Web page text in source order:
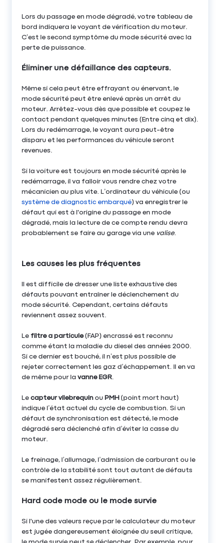
Lors du passage en mode dégradé, votre tableau de
bord indiquera le voyant de vérification du moteur.
C’est le second symptôme du mode sécurité avec la
perte de puissance.
Éliminer une défaillance des capteurs.
Même si cela peut être effrayant ou énervant, le
mode sécurité peut être enlevé après un arrêt du
moteur. Arrêtez-vous dès que possible et coupez le
contact pendant quelques minutes (Entre cinq et dix).
Lors du redémarrage, le voyant aura peut-être
disparu et les performances du véhicule seront
revenues.
Si la voiture est toujours en mode sécurité après le
redémarrage, il va falloir vous rendre chez votre
mécanicien au plus vite. L’ordinateur du véhicule (ou
système de diagnostic embarqué) va enregistrer le
défaut qui est à l'origine du passage en mode
dégradé, mais la lecture de ce compte rendu devra
probablement se faire au garage via une valise.
Les causes les plus fréquentes
Il est difficile de dresser une liste exhaustive des
défauts pouvant entraîner le déclenchement du
mode sécurité. Cependant, certains défauts
reviennent assez souvent.
Le filtre a particule(FAP) encrassé est reconnu
comme étant la maladie du diesel des années 2000.
Si ce dernier est bouché, il n’est plus possible de
rejeter correctement les gaz d’échappement. Il en va
de même pour la vanne EGR.
Le capteur vilebrequin ou PMH (point mort haut)
indique l’état actuel du cycle de combustion. Si un
défaut de synchronisation est détecté, le mode
dégradé sera déclenché afin d’éviter la casse du
moteur.
Le freinage, l’allumage, l’admission de carburant ou le
contrôle de la stabilité sont tout autant de défauts
se manifestent assez régulièrement.
Hard code mode ou le mode survie
Si l'une des valeurs reçue par le calculateur du moteur
est jugée dangereusement éloignée du seuil critique,